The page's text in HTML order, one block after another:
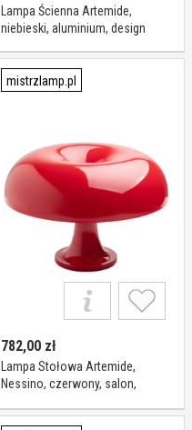
Lampa Ścienna Artemide,
niebieski, aluminium, design
mistrzlamp.pl
782,00 zł
Lampa Stołowa Artemide,
Nessino, czerwony, salon,